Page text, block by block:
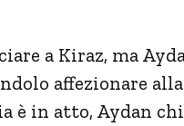
a Kiraz, ma
affezionare
è in atto, Aydan